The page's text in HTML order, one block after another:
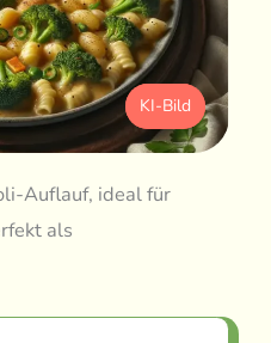
KI-Bild
Auflauf, ideal für
als